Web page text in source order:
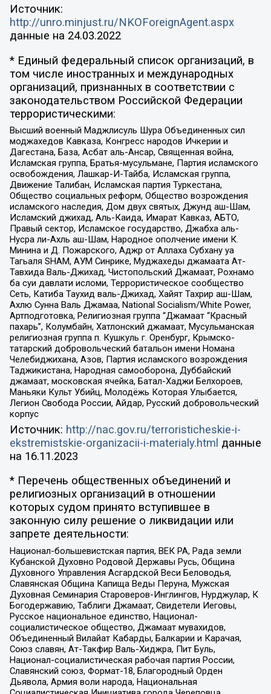
Источник:
http://unro.minjust.ru/NKOForeignAgent.aspx
данные на 24.03.2022
* Единый федеральный список организаций, в
том числе иностранных и международных
организаций, признанных в соответствии с
законодательством Российской Федерации
террористическими:
Высший военный Маджлисуль Шура Объединенных сил
моджахедов Кавказа, Конгресс народов Ичкерии и
Дагестана, База, Асбат аль-Ансар, Священная война,
Исламская группа, Братья-мусульмане, Партия исламского
освобождения, Лашкар-И-Тайба, Исламская группа,
Движение Талибан, Исламская партия Туркестана,
Общество социальных реформ, Общество возрождения
исламского наследия, Дом двух святых, Джунд аш-Шам,
Исламский джихад, Аль-Каида, Имарат Кавказ, АБТО,
Правый сектор, Исламское государство, Джабха аль-
Нусра ли-Ахль аш-Шам, Народное ополчение имени К.
Минина и Д. Пожарского, Аджр от Аллаха Субхану уа
Тагьаля SHAM, АУМ Синрике, Муджахеды джамаата Ат-
Тавхида Валь-Джихад, Чистопольский Джамаат, Рохнамо
ба суи давлати исломи, Террористическое сообщество
Сеть, Катиба Таухид валь-Джихад, Хайят Тахрир аш-Шам,
Ахлю Сунна Валь Джамаа, National Socialism/White Power,
Артподготовка, Религиозная группа “Джамаат “Красный
пахарь”, Колумбайн, Хатлонский джамаат, Мусульманская
религиозная группа п. Кушкуль г. Оренбург, Крымско-
татарский добровольческий батальон имени Номана
Челебиджихана, Азов, Партия исламского возрождения
Таджикистана, Народная самооборона, Дуббайский
джамаат, московская ячейка, Батал-Хаджи Белхороев,
Маньяки Культ Убийц, Молодёжь Которая Улыбается,
Легион Свобода России, Айдар, Русский добровольческий
корпус
Источник: http://nac.gov.ru/terroristicheskie-i-
ekstremistskie-organizacii-i-materialy.html данные
на 16.11.2023
* Перечень общественных объединений и
религиозных организаций в отношении
которых судом принято вступившее в
законную силу решение о ликвидации или
запрете деятельности:
Национал-большевистская партия, ВЕК РА, Рада земли
Кубанской Духовно Родовой Державы Русь, Община
Духовного Управления Асгардской Веси Беловодья,
Славянская Община Капища Веды Перуна, Мужская
Духовная Семинария Староверов-Инглингов, Нурджулар, К
Богодержавию, Таблиги Джамаат, Свидетели Иеговы,
Русское национальное единство, Национал-
социалистическое общество, Джамаат мувахидов,
Объединенный Вилайат Кабарды, Балкарии и Карачая,
Союз славян, Ат-Такфир Валь-Хиджра, Пит Буль,
Национал-социалистическая рабочая партия России,
Славянский союз, Формат-18, Благородный Орден
Дьявола, Армия воли народа, Национальная